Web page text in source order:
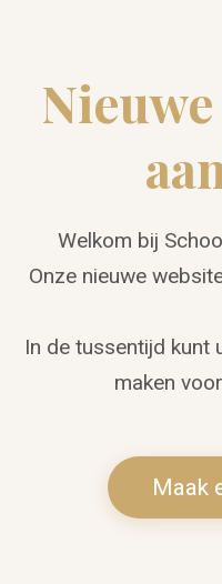
Welkom bij
Onze nieuwe
In de tussentijd kunt
maken
Maak